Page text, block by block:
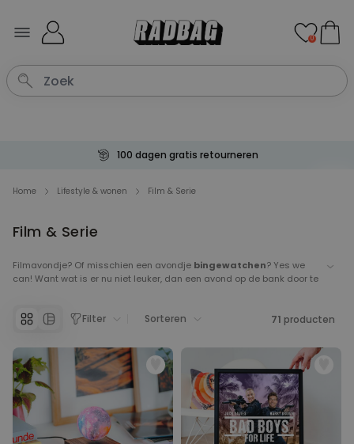
0
100 dagen gratis retourneren
Home Lifestyle & wonen Film & Serie
Film & Serie
Filmavondje? Of misschien een avondje bingewatchen? Yes we
can! Want wat is er nu niet leuker, dan een avond op de bank door te
ontspannend filmavondje. Maar voor de echte
die-hardsonder
zichzelf dan afvragen of Voldermort echt in de buurt is. Yes, we zijn
onze harry potter fans bij deze ook niet vergeten. Hebben we leuke,
grappige film gadgetsin de aanbieding. Dit allemaal speciaal
voor jouw leukste
filmavond.
Filter Sorteren 71 producten